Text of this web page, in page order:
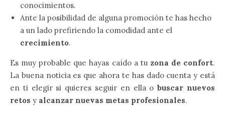
conocimientos.
Ante la posibilidad de alguna promoción te has hecho
a un lado prefiriendo la comodidad ante el
crecimiento.
Es muy probable que hayas caído a tu zona de confort.
La buena noticia es que ahora te has dado cuenta y está
en ti elegir si quieres seguir en ella obuscar nuevos
retos y alcanzar nuevas metas profesionales.